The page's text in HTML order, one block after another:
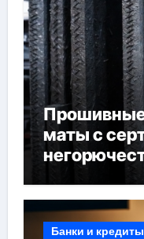
маты с
Банки и кредиты